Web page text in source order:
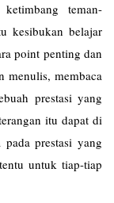
teman-
kesibukan belajar
point penting dan
menulis, membaca
prestasi yang
itu dapat di
prestasi yang
untuk tiap-tiap